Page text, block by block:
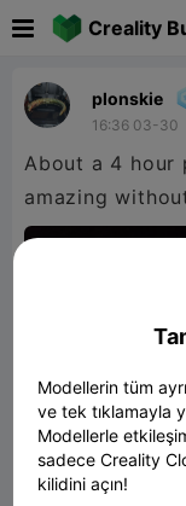
Creality
plonskie
16:36 03-30
About a 4 hour
amazing
Modellerin tüm
ve tek tıklamayla
Modellerle
sadece Creality
kilidini açın!